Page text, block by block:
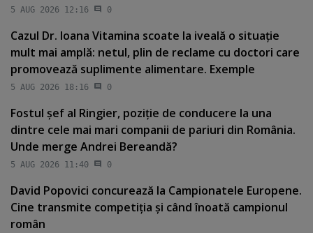
5 AUG 2026 12:16 0
Cazul Dr. Ioana Vitamina scoate la iveală o situaţie
mult mai amplă: netul, plin de reclame cu doctori care
promovează suplimente alimentare. Exemple
5 AUG 2026 18:16 0
Fostul şef al Ringier, poziţie de conducere la una
dintre cele mai mari companii de pariuri din România.
Unde merge Andrei Bereandă?
5 AUG 2026 11:40 0
David Popovici concurează la Campionatele Europene.
Cine transmite competiţia şi când înoată campionul
român